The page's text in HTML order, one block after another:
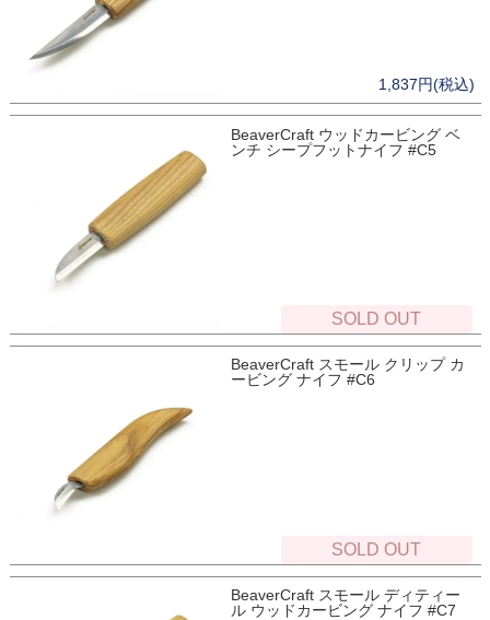
1,837円(税込)
BeaverCraft ウッドカービング ベ
ンチ シープフットナイフ #C5
SOLD OUT
BeaverCraft スモール クリップ カ
ービング ナイフ #C6
SOLD OUT
BeaverCraft スモール ディティー
ル ウッドカービング ナイフ #C7